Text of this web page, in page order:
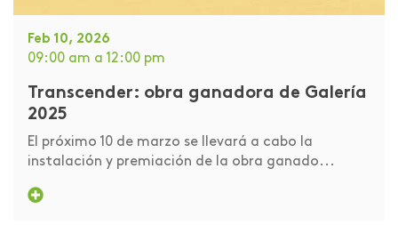
Feb 10, 2026
09:00 am a 12:00 pm
Transcender: obra ganadora de Galería
2025
El próximo 10 de marzo se llevará a cabo la
instalación y premiación de la obra ganado...